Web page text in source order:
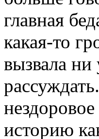
главная
какая-то
вызвала
историю